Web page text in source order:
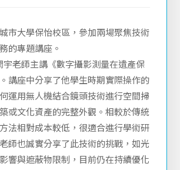
市大學保怡校區，參加兩場聚焦技術
的專題講座。
宇老師主講《數字攝影測量在遺產保
講座中分享了他學生時期實際操作的
運用無人機結合鏡頭技術進行空間掃
或文化資產的完整外觀。相較於傳統
法相對成本較低，很適合進行學術研
師也誠實分享了此技術的挑戰，如光
響與遮蔽物限制，目前仍在持續優化